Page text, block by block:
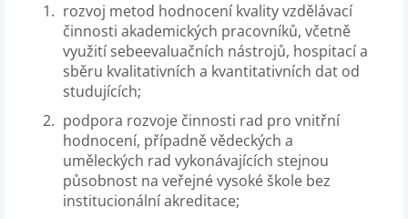
rozvoj metod hodnocení kvality vzdělávací
činnosti akademických pracovníků, včetně
využití sebeevaluačních nástrojů, hospitací a
sběru kvalitativních a kvantitativních dat od
studujících;
podpora rozvoje činnosti rad pro vnitřní
hodnocení, případně vědeckých a
uměleckých rad vykonávajících stejnou
působnost na veřejné vysoké škole bez
institucionální akreditace;